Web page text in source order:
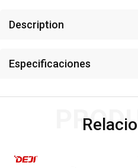
Description
Especificaciones